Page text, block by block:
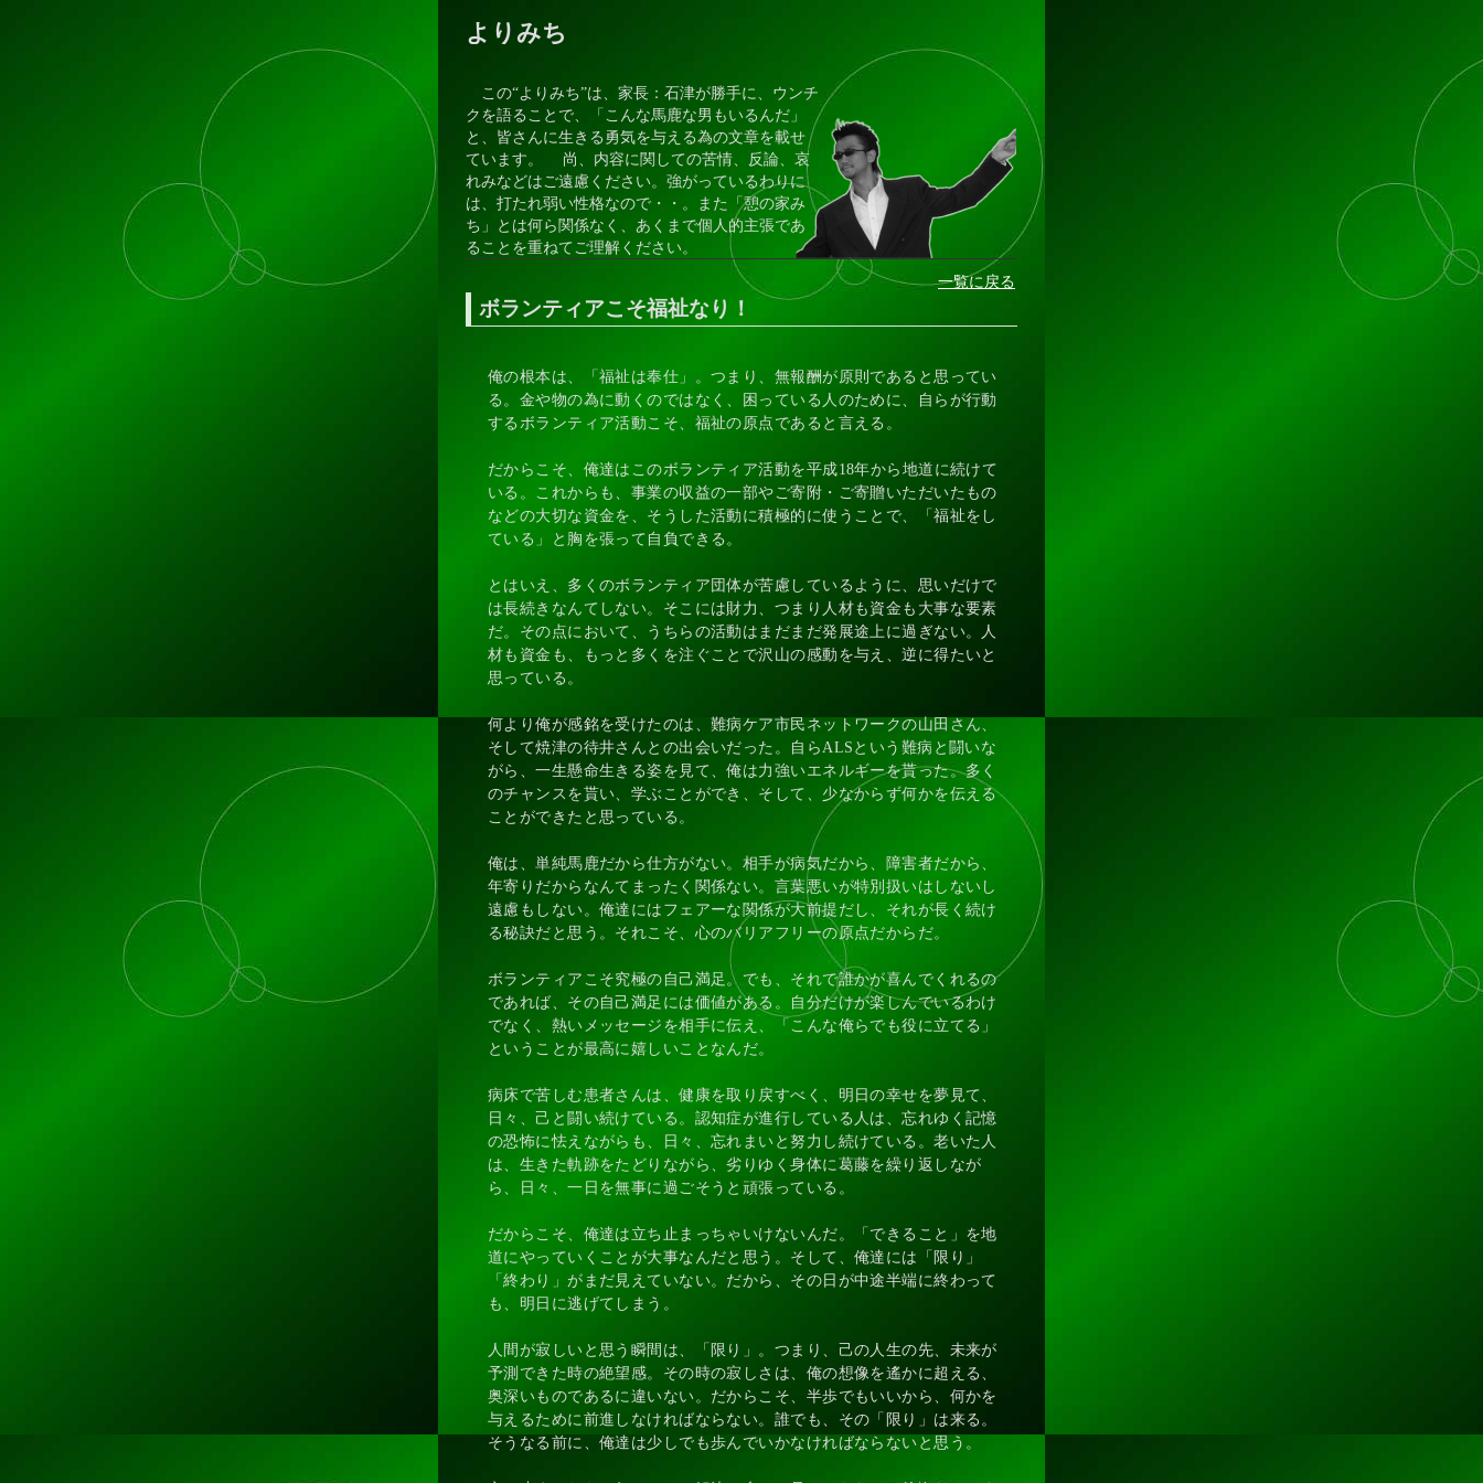
よりみち
この“よりみち”は、家長：石津が勝手に、ウンチ
クを語ることで、「こんな馬鹿な男もいるんだ」
と、皆さんに生きる勇気を与える為の文章を載せ
ています。 尚、内容に関しての苦情、反論、哀
れみなどはご遠慮ください。強がっているわりに
は、打たれ弱い性格なので・・。また「憩の家み
ち」とは何ら関係なく、あくまで個人的主張であ
ることを重ねてご理解ください。
一覧に戻る
ボランティアこそ福祉なり！
俺の根本は、「福祉は奉仕」。つまり、無報酬が原則であると思ってい
る。金や物の為に動くのではなく、困っている人のために、自らが行動
するボランティア活動こそ、福祉の原点であると言える。
だからこそ、俺達はこのボランティア活動を平成18年から地道に続けて
いる。これからも、事業の収益の一部やご寄附・ご寄贈いただいたもの
などの大切な資金を、そうした活動に積極的に使うことで、「福祉をし
ている」と胸を張って自負できる。
とはいえ、多くのボランティア団体が苦慮しているように、思いだけで
は長続きなんてしない。そこには財力、つまり人材も資金も大事な要素
だ。その点において、うちらの活動はまだまだ発展途上に過ぎない。人
材も資金も、もっと多くを注ぐことで沢山の感動を与え、逆に得たいと
思っている。
何より俺が感銘を受けたのは、難病ケア市民ネットワークの山田さん、
そして焼津の待井さんとの出会いだった。自らALSという難病と闘いな
がら、一生懸命生きる姿を見て、俺は力強いエネルギーを貰った。多く
のチャンスを貰い、学ぶことができ、そして、少なからず何かを伝える
ことができたと思っている。
俺は、単純馬鹿だから仕方がない。相手が病気だから、障害者だから、
年寄りだからなんてまったく関係ない。言葉悪いが特別扱いはしないし
遠慮もしない。俺達にはフェアーな関係が大前提だし、それが長く続け
る秘訣だと思う。それこそ、心のバリアフリーの原点だからだ。
ボランティアこそ究極の自己満足。でも、それで誰かが喜んでくれるの
であれば、その自己満足には価値がある。自分だけが楽しんでいるわけ
でなく、熱いメッセージを相手に伝え、「こんな俺らでも役に立てる」
ということが最高に嬉しいことなんだ。
病床で苦しむ患者さんは、健康を取り戻すべく、明日の幸せを夢見て、
日々、己と闘い続けている。認知症が進行している人は、忘れゆく記憶
の恐怖に怯えながらも、日々、忘れまいと努力し続けている。老いた人
は、生きた軌跡をたどりながら、劣りゆく身体に葛藤を繰り返しなが
ら、日々、一日を無事に過ごそうと頑張っている。
だからこそ、俺達は立ち止まっちゃいけないんだ。「できること」を地
道にやっていくことが大事なんだと思う。そして、俺達には「限り」
「終わり」がまだ見えていない。だから、その日が中途半端に終わって
も、明日に逃げてしまう。
人間が寂しいと思う瞬間は、「限り」。つまり、己の人生の先、未来が
予測できた時の絶望感。その時の寂しさは、俺の想像を遙かに超える、
奥深いものであるに違いない。だからこそ、半歩でもいいから、何かを
与えるために前進しなければならない。誰でも、その「限り」は来る。
そうなる前に、俺達は少しでも歩んでいかなければならないと思う。